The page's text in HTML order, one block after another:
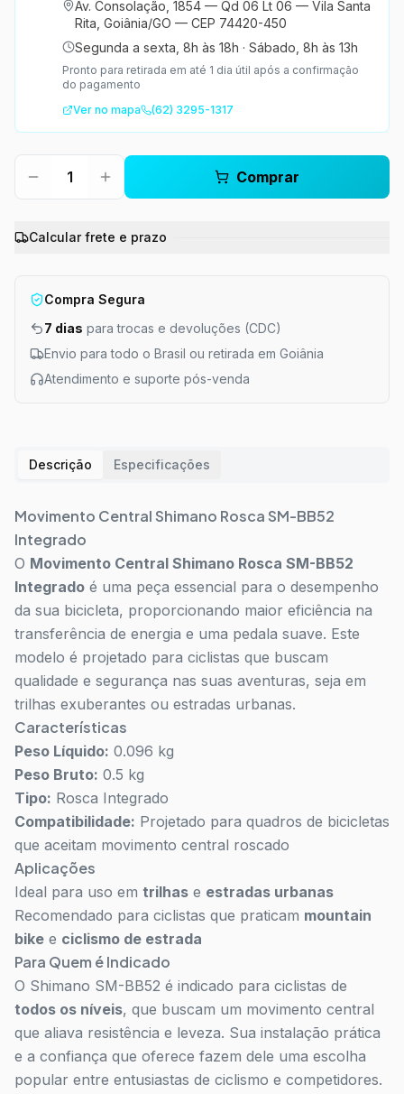
Av. Consolação, 1854 — Qd 06 Lt 06 — Vila Santa
Rita, Goiânia/GO — CEP 74420-450
Segunda a sexta, 8h às 18h · Sábado, 8h às 13h
Pronto para retirada em até 1 dia útil após a confirmação
do pagamento
Ver no mapa
(62) 3295-1317
1 Comprar
Calcular frete e prazo
Compra Segura
7 dias para trocas e devoluções (CDC)
Envio para todo o Brasil ou retirada em Goiânia
Atendimento e suporte pós-venda
Descrição Especificações
Movimento Central Shimano Rosca SM-BB52
Integrado
O Movimento Central Shimano Rosca SM-BB52
Integrado é uma peça essencial para o desempenho
da sua bicicleta, proporcionando maior eficiência na
transferência de energia e uma pedala suave. Este
modelo é projetado para ciclistas que buscam
qualidade e segurança nas suas aventuras, seja em
trilhas exuberantes ou estradas urbanas.
Características
Peso Líquido: 0.096 kg
Peso Bruto: 0.5 kg
Tipo: Rosca Integrado
Compatibilidade: Projetado para quadros de bicicletas
que aceitam movimento central roscado
Aplicações
Ideal para uso em trilhas e estradas urbanas
Recomendado para ciclistas que praticam mountain
bike e ciclismo de estrada
Para Quem é Indicado
O Shimano SM-BB52 é indicado para ciclistas de
todos os níveis, que buscam um movimento central
que aliava resistência e leveza. Sua instalação prática
e a confiança que oferece fazem dele uma escolha
popular entre entusiastas de ciclismo e competidores.